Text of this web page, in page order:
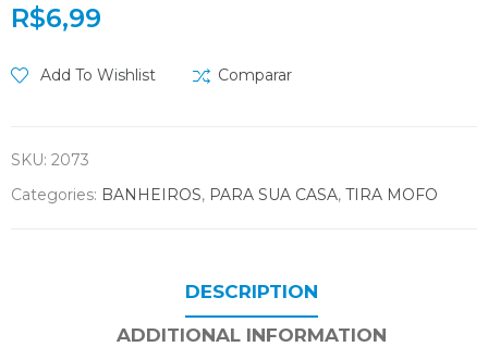
R$6,99
Add To Wishlist Comparar
SKU: 2073
Categories: BANHEIROS, PARA SUA CASA, TIRA MOFO
DESCRIPTION
ADDITIONAL INFORMATION